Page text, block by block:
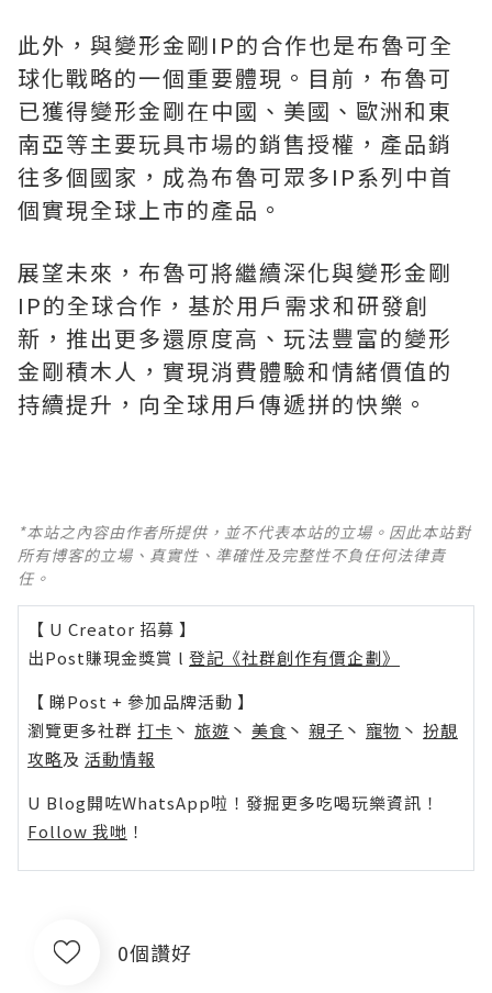
此外，與變形金剛IP的合作也是布魯可全
球化戰略的一個重要體現。目前，布魯可
已獲得變形金剛在中國、美國、歐洲和東
南亞等主要玩具市場的銷售授權，產品銷
往多個國家，成為布魯可眾多IP系列中首
個實現全球上市的產品。
展望未來，布魯可將繼續深化與變形金剛
IP的全球合作，基於用戶需求和研發創
新，推出更多還原度高、玩法豐富的變形
金剛積木人，實現消費體驗和情緒價值的
持續提升，向全球用戶傳遞拼的快樂。
*本站之內容由作者所提供，並不代表本站的立場。因此本站對
所有博客的立場、真實性、準確性及完整性不負任何法律責
任。
【 U Creator 招募 】
出Post賺現金獎賞 l 登記《社群創作有價企劃》
【 睇Post + 參加品牌活動 】
瀏覽更多社群 打卡 丶 旅遊 丶 美食 丶 親子 丶 寵物 丶 扮靚
攻略及 活動情報
U Blog開咗WhatsApp啦！發掘更多吃喝玩樂資訊！
Follow 我哋 ！
0個讚好